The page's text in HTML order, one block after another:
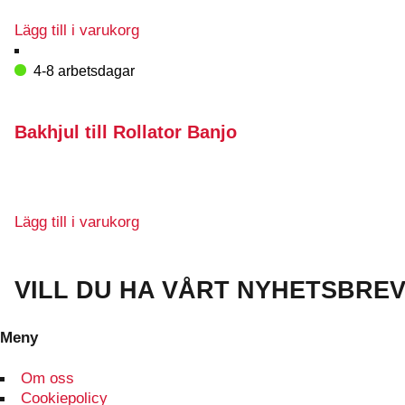
Lägg till i varukorg
4-8 arbetsdagar
Bakhjul till Rollator Banjo
Lägg till i varukorg
VILL DU HA VÅRT
Meny
Om oss
Cookiepolicy